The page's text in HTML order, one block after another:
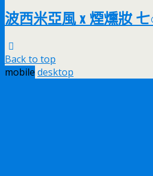
波西米亞風 x 煙燻妝
Back to top
mobile desktop